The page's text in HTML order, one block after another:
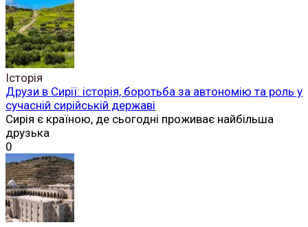
Історія
Друзи в Сирії: історія, боротьба за автономію та роль у
сучасній сирійській державі
Сирія є країною, де сьогодні проживає найбільша
друзька
0